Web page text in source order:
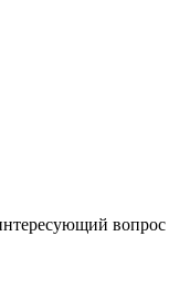
вопрос